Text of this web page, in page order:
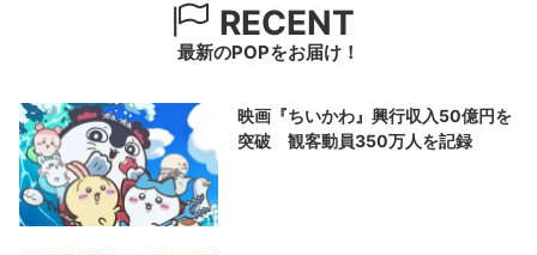
RECENT
最新のPOPをお届け！
映画『ちいかわ』興行収入50億円を
突破 観客動員350万人を記録